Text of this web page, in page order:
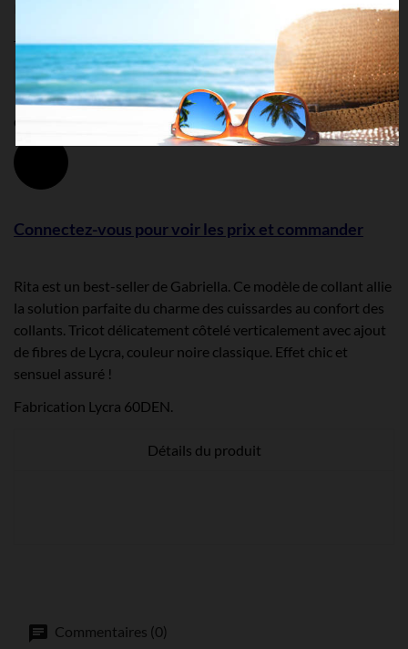
Taille: 2 (S)
Couleur: Noir
Noir
Connectez-vous pour voir les prix et commander
Rita est un best-seller de Gabriella. Ce modèle de collant allie
la solution parfaite du charme des cuissardes au confort des
collants. Tricot délicatement côtelé verticalement avec ajout
de fibres de Lycra, couleur noire classique. Effet chic et
sensuel assuré !
Fabrication Lycra 60DEN.
Détails du produit
Commentaires (0)